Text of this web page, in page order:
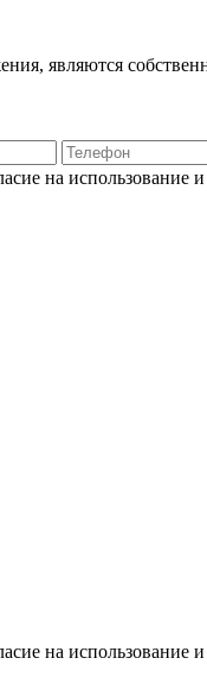
являются
на использование
на использование